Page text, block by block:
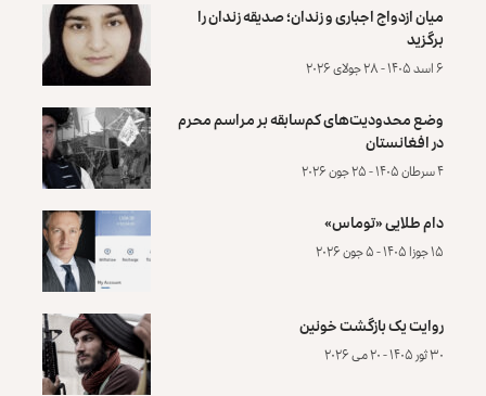
میان ازدواج اجباری و زندان؛ صدیقه زندان را
برگزید
۶ اسد ۱۴۰۵ - ۲۸ جولای ۲۰۲۶
وضع محدودیت‌های کم‌سابقه بر مراسم محرم
در افغانستان
۴ سرطان ۱۴۰۵ - ۲۵ جون ۲۰۲۶
دام طلایی «توماس»
۱۵ جوزا ۱۴۰۵ - ۵ جون ۲۰۲۶
روایت یک بازگشت خونین
۳۰ ثور ۱۴۰۵ - ۲۰ می ۲۰۲۶